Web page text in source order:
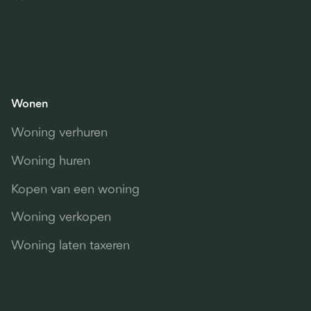
Wonen
Woning verhuren
Woning huren
Kopen van een woning
Woning verkopen
Woning laten taxeren